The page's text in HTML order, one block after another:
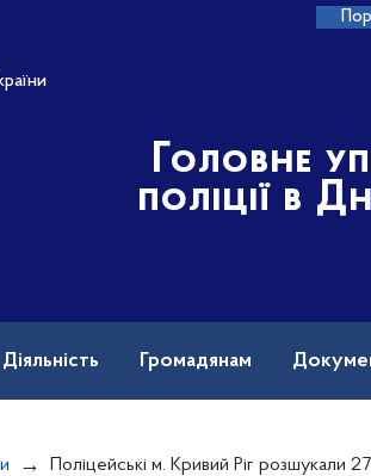
Головне
поліції в
Діяльність Громадянам
Поліцейські м. Кривий Ріг розшукали 27-річну Вікторію Куропятник з її 4-річною дочкою Ангеліною